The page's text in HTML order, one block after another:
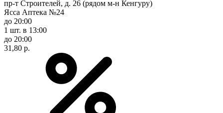
пр-т Строителей, д. 26 (рядом м-н Кенгуру)
Ясса Аптека №24
до 20:00
1 шт. в 13:00
до 20:00
31,80 р.